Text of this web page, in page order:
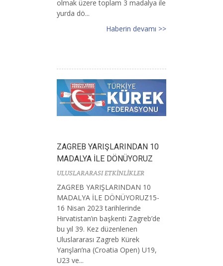
olmak üzere toplam 3 madalya ile
yurda dö...
Haberin devamı >>
ZAGREB YARIŞLARINDAN 10
MADALYA İLE DÖNÜYORUZ
ULUSLARARASI ETKİNLİKLER
ZAGREB YARIŞLARINDAN 10
MADALYA İLE DÖNÜYORUZ15-
16 Nisan 2023 tarihlerinde
Hırvatistan’ın başkenti Zagreb’de
bu yıl 39. Kez düzenlenen
Uluslararası Zagreb Kürek
Yarışları’na (Croatia Open) U19,
U23 ve...